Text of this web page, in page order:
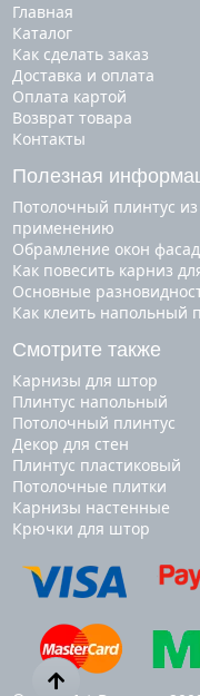
Главная
Каталог
Как сделать заказ
Доставка и оплата
Оплата картой
Возврат товара
Контакты
Полезная
Потолочный плинтус
применению
Обрамление окон
Как повесить карниз
Основные
Как клеить напольный
Смотрите также
карнизы для штор
плинтус напольный
потолочный плинтус
декор для стен
плинтус пластиковый
потолочные плитки
карнизы настенные
крючки для штор